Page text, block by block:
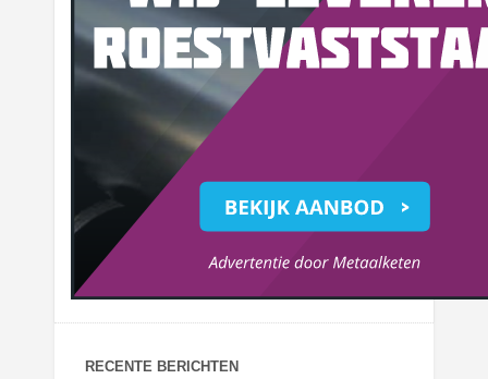
RECENTE BERICHTEN